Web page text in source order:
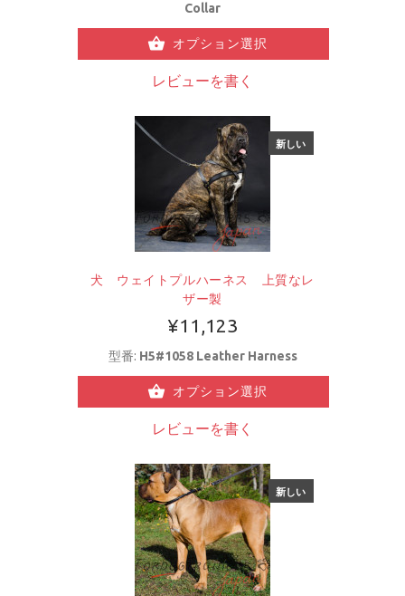
Collar
オプション選択
レビューを書く
新しい
犬 ウェイトプルハーネス 上質なレ
ザー製
¥11,123
型番: H5#1058 Leather Harness
オプション選択
レビューを書く
新しい